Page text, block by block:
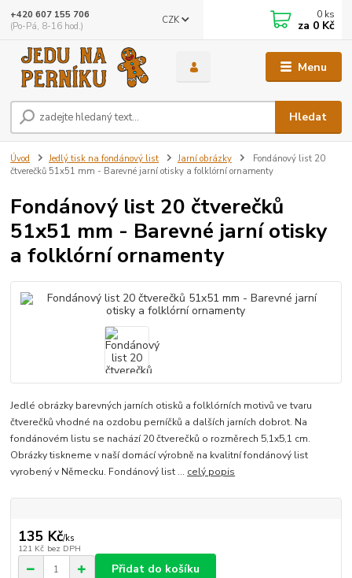
Menu
CZK
Hledat
+420 607 155 706
(Po-Pá, 8-16 hod.)
0 ks
za 0 Kč
Úvod Jedlý tisk na fondánový list Jarní obrázky
Fondánový list 20
čtverečků 51x51 mm - Barevné jarní otisky a folklórní ornamenty
Fondánový list 20 čtverečků
51x51 mm - Barevné jarní otisky
a folklórní ornamenty
Jedlé obrázky barevných jarních otisků a folklórních motivů ve tvaru
čtverečků vhodné na ozdobu perníčků a dalších jarních dobrot. Na
fondánovém listu se nachází 20 čtverečků o rozměrech 5,1x5,1 cm.
Obrázky tiskneme v naší domácí výrobně na kvalitní fondánový list
vyrobený v Německu. Fondánový list ... celý popis
135 Kč/ks
121 Kč bez DPH
Přidat do košíku